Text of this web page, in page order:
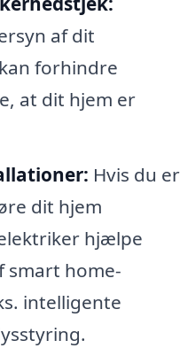
af dit
forhindre
at dit hjem er
Hvis du er
dit hjem
hjælpe
smart home-
intelligente